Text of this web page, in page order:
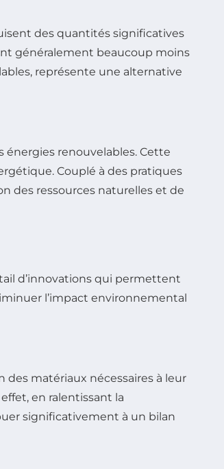
des quantités significatives
généralement beaucoup moins
représente une alternative
énergies renouvelables. Cette
Couplé à des pratiques
des ressources naturelles et de
d’innovations qui permettent
l’impact environnemental
des matériaux nécessaires à leur
en ralentissant la
significativement à un bilan